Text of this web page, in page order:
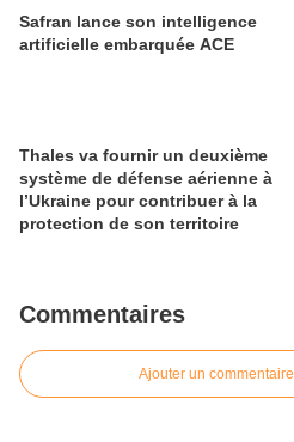
Safran lance son intelligence
artificielle embarquée ACE
Thales va fournir un deuxième
système de défense aérienne à
l’Ukraine pour contribuer à la
protection de son territoire
Commentaires
Ajouter un commentaire